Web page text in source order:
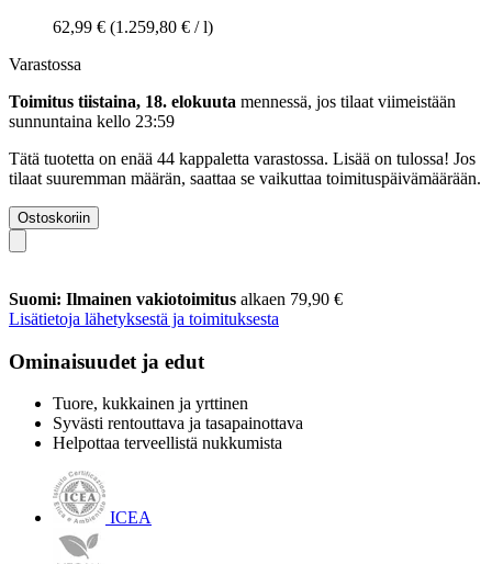
62,99 € (1.259,80 € / l)
Varastossa
Toimitus tiistaina, 18. elokuuta mennessä, jos tilaat viimeistään
sunnuntaina kello 23:59
Tätä tuotetta on enää 44 kappaletta varastossa. Lisää on tulossa! Jos
tilaat suuremman määrän, saattaa se vaikuttaa toimituspäivämäärään.
Ostoskoriin
Suomi: Ilmainen vakiotoimitus alkaen 79,90 €
Lisätietoja lähetyksestä ja toimituksesta
Ominaisuudet ja edut
Tuore, kukkainen ja yrttinen
Syvästi rentouttava ja tasapainottava
Helpottaa terveellistä nukkumista
ICEA